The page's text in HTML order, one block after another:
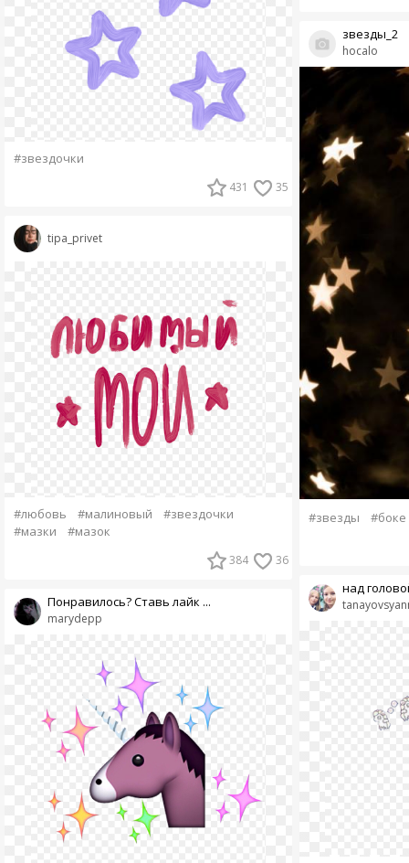
#звездочки
431 35
tipa_privet
#любовь #малиновый
#звездочки
#мазки
#мазок
384 36
marydepp
Понравилось? Ставь лайк ...
hocalo
звезды_2
#звезды #боке
над